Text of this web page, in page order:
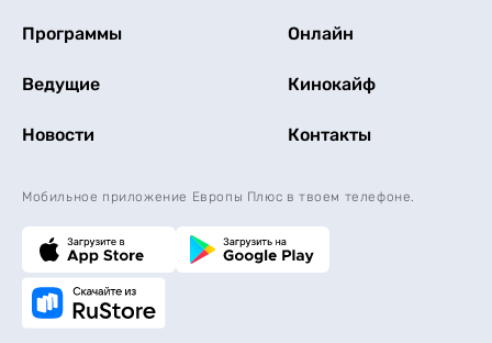
Программы Онлайн
Ведущие Кинокайф
Новости Контакты
Мобильное приложение Европы Плюс в твоем телефоне.